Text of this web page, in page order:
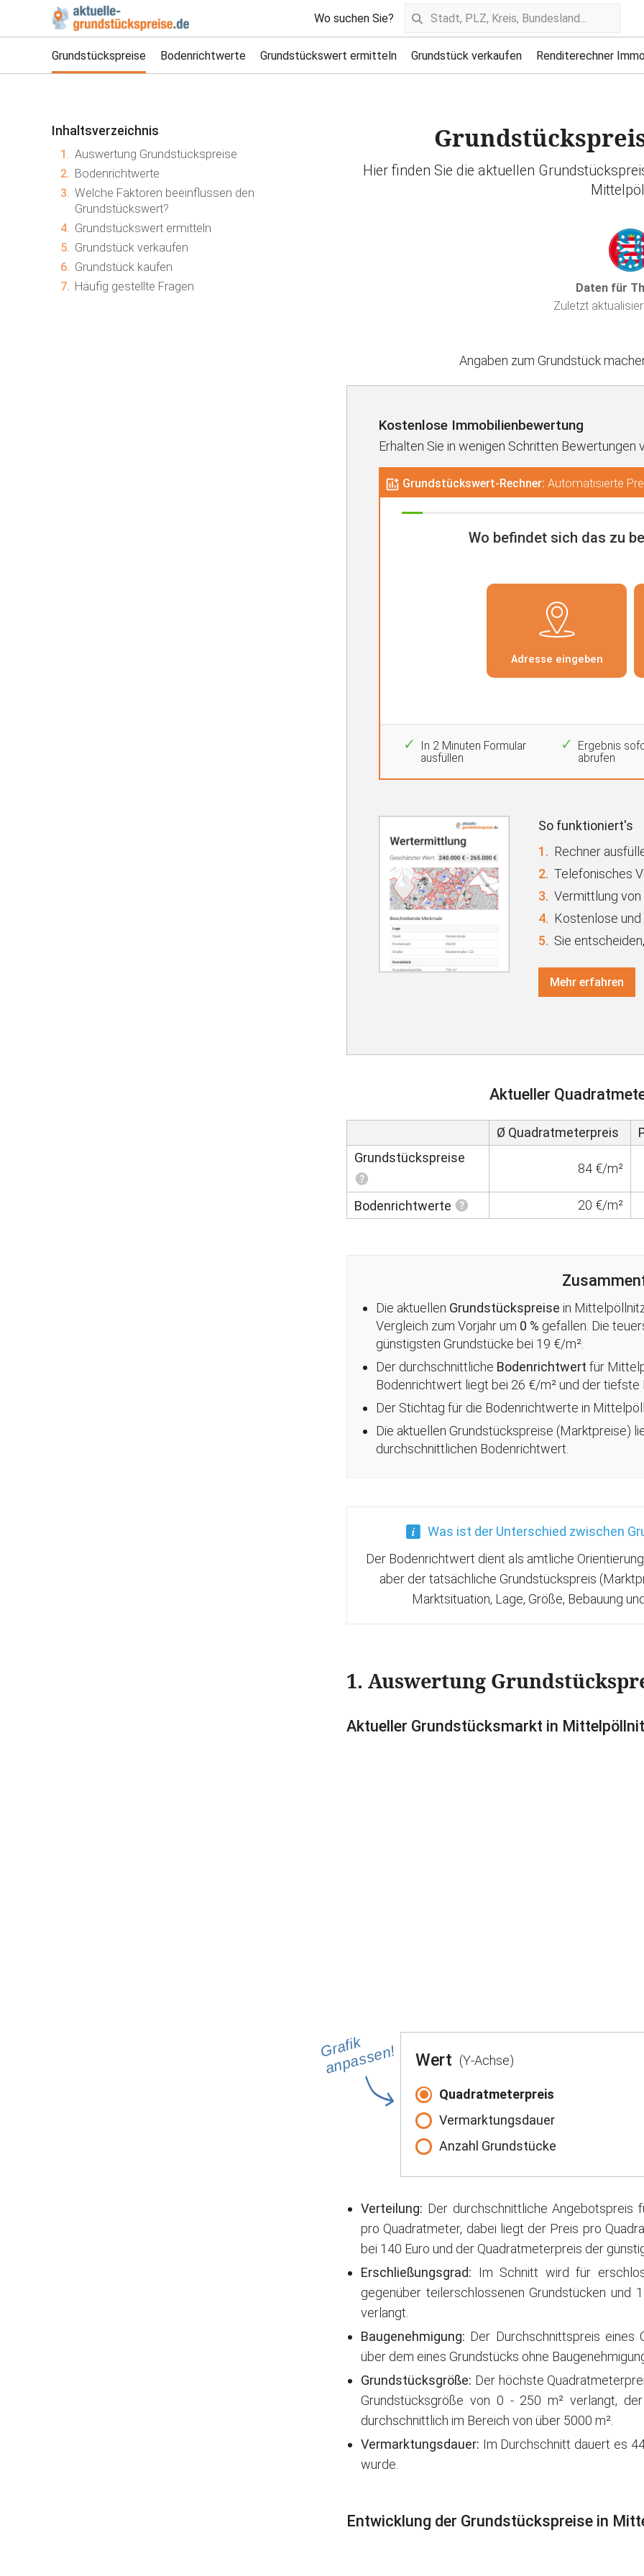
Wo suchen Sie?
Grundstückspreise Bodenrichtwerte Grundstückswert ermitteln Grundstück verkaufen Renditerechner
Inhaltsverzeichnis
1. Auswertung Grundstückspreise
2. Bodenrichtwerte
3. Welche Faktoren beeinflussen den
Grundstückswert?
4. Grundstückswert ermitteln
5. Grundstück verkaufen
6. Grundstück kaufen
7. Häufig gestellte Fragen
Hier finden Sie die aktuellen
Daten für
Zuletzt
Angaben zum Grundstück
Kostenlose Immobilienbewertung
Erhalten Sie in wenigen Schritten
Grundstückswert-Rechner: Automatisierte
In 2 Minuten Formular
ausfüllen
Ergebnis
abrufen
So funktioniert's
1. Rechner
2. Telefonisches
3. Vermittlung
4. Kostenlose
5. Sie
Mehr erfahren
Aktueller
Ø Quadratmeterpreis
Grundstückspreise
84 €/m²
Bodenrichtwerte 20 €/m²
Die aktuellen Grundstückspreise in
Vergleich zum Vorjahr um 0 % gefallen . Die
günstigsten Grundstücke bei 19 €/m².
Der durchschnittliche Bodenrichtwert für
Bodenrichtwert liegt bei 26 €/m² und der tiefste
Der Stichtag für die Bodenrichtwerte in
Die aktuellen Grundstückspreise (Marktpreise)
durchschnittlichen Bodenrichtwert.
Was ist der Unterschied zwischen
Der Bodenrichtwert dient als amtliche
aber der tatsächliche Grundstückspreis
Marktsituation, Lage, Größe, Bebauung
1. Auswertung
Aktueller Grundstücksmarkt in
Grafik
anpassen! Wert (Y-Achse)
Quadratmeterpreis
Vermarktungsdauer
Anzahl Grundstücke
Verteilung: Der durchschnittliche Angebotspreis
pro Quadratmeter, dabei liegt der Preis pro
bei 140 Euro und der Quadratmeterpreis der
Erschließungsgrad: Im Schnitt wird für
gegenüber teilerschlossenen Grundstücken und
verlangt.
Baugenehmigung: Der Durchschnittspreis eines
über dem eines Grundstücks ohne
Grundstücksgröße: Der höchste
Grundstücksgröße von 0 - 250 m² verlangt,
durchschnittlich im Bereich von über 5000 m².
Vermarktungsdauer: Im Durchschnitt dauert es
wurde.
Entwicklung der Grundstückspreise in